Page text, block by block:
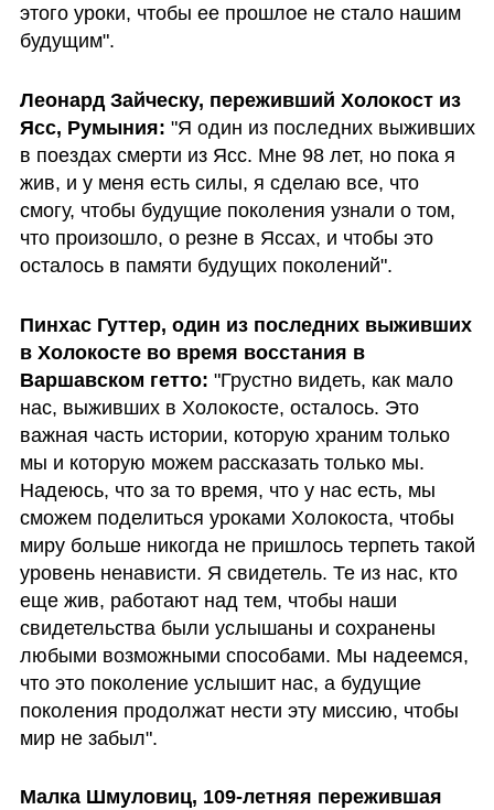
этого уроки, чтобы ее прошлое не стало нашим
будущим".
Леонард Зайческу, переживший Холокост из
Ясс, Румыния: "Я один из последних выживших
в поездах смерти из Ясс. Мне 98 лет, но пока я
жив, и у меня есть силы, я сделаю все, что
смогу, чтобы будущие поколения узнали о том,
что произошло, о резне в Яссах, и чтобы это
осталось в памяти будущих поколений".
Пинхас Гуттер, один из последних выживших
в Холокосте во время восстания в
Варшавском гетто: "Грустно видеть, как мало
нас, выживших в Холокосте, осталось. Это
важная часть истории, которую храним только
мы и которую можем рассказать только мы.
Надеюсь, что за то время, что у нас есть, мы
сможем поделиться уроками Холокоста, чтобы
миру больше никогда не пришлось терпеть такой
уровень ненависти. Я свидетель. Те из нас, кто
еще жив, работают над тем, чтобы наши
свидетельства были услышаны и сохранены
любыми возможными способами. Мы надеемся,
что это поколение услышит нас, а будущие
поколения продолжат нести эту миссию, чтобы
мир не забыл".
Малка Шмуловиц, 109-летняя пережившая